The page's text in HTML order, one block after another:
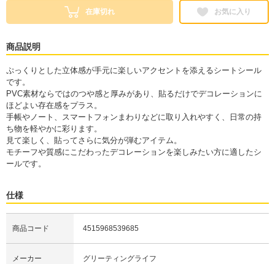
在庫切れ お気に入り
商品説明
ぷっくりとした立体感が手元に楽しいアクセントを添えるシートシール
です。
PVC素材ならではのつや感と厚みがあり、貼るだけでデコレーションに
ほどよい存在感をプラス。
手帳やノート、スマートフォンまわりなどに取り入れやすく、日常の持
ち物を軽やかに彩ります。
見て楽しく、貼ってさらに気分が弾むアイテム。
モチーフや質感にこだわったデコレーションを楽しみたい方に適したシ
ールです。
仕様
商品コード 4515968539685
メーカー グリーティングライフ